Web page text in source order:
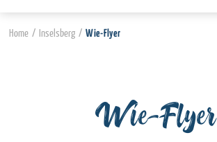
Home / Inselsberg / Wie-Flyer
Wie-Flyer